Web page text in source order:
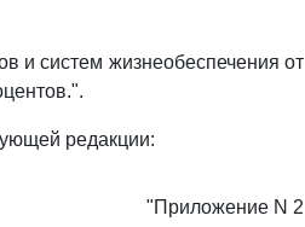
и систем жизнеобеспечения от
редакции:
"Приложение N 2